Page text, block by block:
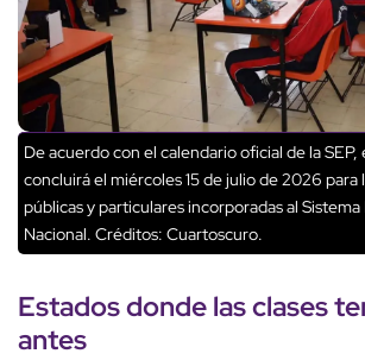
De acuerdo con el calendario oficial de la SEP,
concluirá el miércoles 15 de julio de 2026 para
públicas y particulares incorporadas al
Nacional. Créditos: Cuartoscuro.
Estados donde lasclases
antes